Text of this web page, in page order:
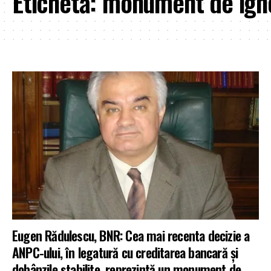
Eugen Rădulescu, BNR: Cea mai recenta decizie a
ANPC-ului, în legatură cu creditarea bancară și